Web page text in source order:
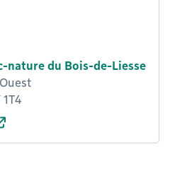
nature du Bois-de-Liesse